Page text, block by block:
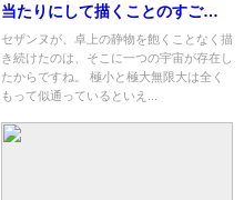
当たりにして描くことのすご
さ。
セザンヌが、卓上の静物を飽くことなく描
き続けたのは、そこに一つの宇宙が存在し
たからですね。 極小と極大無限大は全く
もって似通っているといえ...